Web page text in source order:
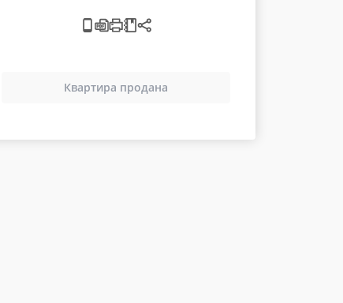
Квартира продана